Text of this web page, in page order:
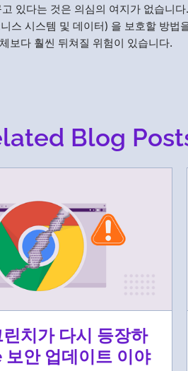
있다는 것은 의심의 여지가 없습니
스 시스템 및 데이터) 을 보호할 방법
보다 훨씬 뒤쳐질 위험이 있습니다.
Blog
치가 다시 등장하
보안 업데이트 이야